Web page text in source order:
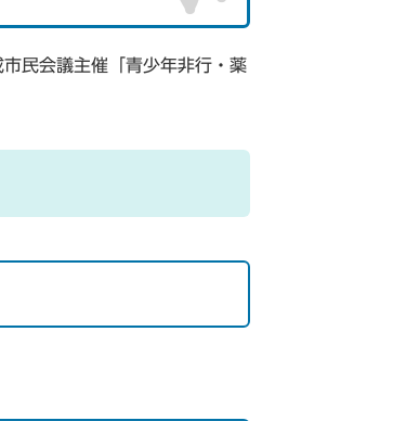
民会議主催「青少年非行・薬